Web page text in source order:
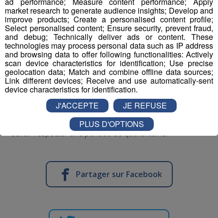
annexe de rugby vont être faits pour notamment
installer un éclairage homologué.Quatre poteaux de
20 mètres de haut vont être installés dans chaque coin
du terrain. Les footballeurs pourraient y jouer dès la mi-
novembre.
Mais en attendant, il reste une solution à trouver pour
cinq matchs à domicile.La FFF a refusé que le terrain
de Rumilly serve au-delà de celui prévu vendredi,
face à Concarneau.Une rencontre elle-même
incertaine. Le club breton pourrait bien, à son tour,
devoir respecter une période de quarantaine.
Partager sur Facebook
market research to generate audience insights; Develop and
improve products; Create a personalised content profile;
Select personalised content; Ensure security, prevent fraud,
and debug; Technically deliver ads or content. These
technologies may process personal data such as IP address
and browsing data to offer following functionalities: Actively
scan device characteristics for identification; Use precise
geolocation data; Match and combine offline data sources;
Link different devices; Receive and use automatically-sent
device characteristics for identification.
J'ACCEPTE
JE REFUSE
PLUS D'OPTIONS